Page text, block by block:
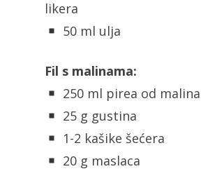
likera
50 ml ulja
Fil s malinama:
250 ml pirea od malina
25 g gustina
1-2 kašike šećera
20 g maslaca